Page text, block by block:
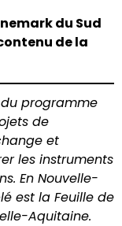
du Sud
de la
du programme
de
et
les instruments
En Nouvelle-
est la Feuille de
Aquitaine.